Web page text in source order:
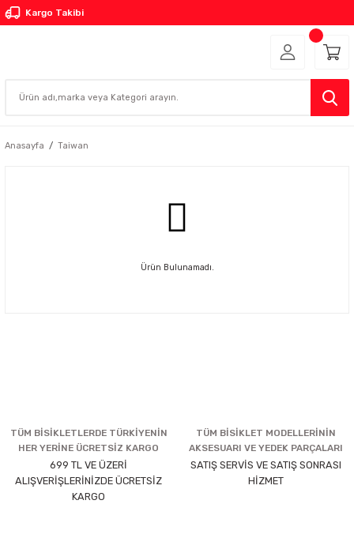
Kargo Takibi
Anasayfa Taiwan
Ürün Bulunamadı.
TÜM BİSİKLETLERDE TÜRKİYENİN
HER YERİNE ÜCRETSİZ KARGO
699 TL VE ÜZERİ
ALIŞVERİŞLERİNİZDE ÜCRETSİZ
KARGO
TÜM BİSİKLET MODELLERİNİN
AKSESUARI VE YEDEK PARÇALARI
SATIŞ SERVİS VE SATIŞ SONRASI
HİZMET